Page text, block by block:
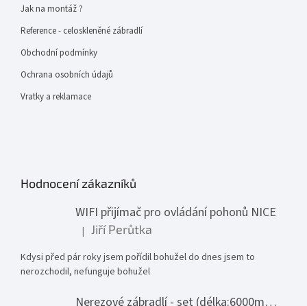
Jak na montáž ?
Reference - celoskleněné zábradlí
Obchodní podmínky
Ochrana osobních údajů
Vratky a reklamace
Hodnocení zákazníků
WIFI přijímač pro ovládání pohonů NICE
Hodnocení produktu je 1 z 5 hvězdiček.
| Jiří Perůtka
Kdysi před pár roky jsem pořídil bohužel do dnes jsem to
nerozchodil, nefunguje bohužel
Nerezové zábradlí - set (délka:6000mm x výška:1000mm)